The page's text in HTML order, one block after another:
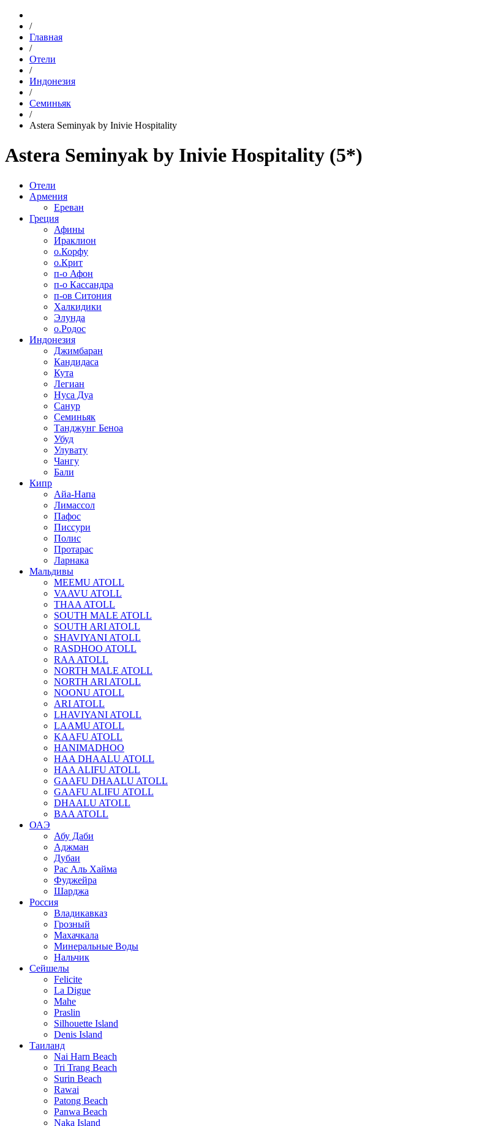
/
Главная
/
Отели
/
Индонезия
/
Семиньяк
/
Astera Seminyak by Inivie Hospitality
Astera Seminyak by Inivie Hospitality (5*)
Отели
Армения
Ереван
Греция
Афины
Ираклион
о.Корфу
о.Крит
п-о Афон
п-о Кассандра
п-ов Ситония
Халкидики
Элунда
о.Родос
Индонезия
Джимбаран
Кандидаса
Кута
Легиан
Нуса Дуа
Санур
Семиньяк
Танджунг Беноа
Убуд
Улувату
Чангу
Бали
Кипр
Айа-Напа
Лимассол
Пафос
Писсури
Полис
Протарас
Ларнака
Мальдивы
MEEMU ATOLL
VAAVU ATOLL
THAA ATOLL
SOUTH MALE ATOLL
SOUTH ARI ATOLL
SHAVIYANI ATOLL
RASDHOO ATOLL
RAA ATOLL
NORTH MALE ATOLL
NORTH ARI ATOLL
NOONU ATOLL
ARI ATOLL
LHAVIYANI ATOLL
LAAMU ATOLL
KAAFU ATOLL
HANIMADHOO
HAA DHAALU ATOLL
HAA ALIFU ATOLL
GAAFU DHAALU ATOLL
GAAFU ALIFU ATOLL
DHAALU ATOLL
BAA ATOLL
ОАЭ
Абу Даби
Аджман
Дубаи
Рас Аль Хайма
Фуджейра
Шарджа
Россия
Владикавказ
Грозный
Махачкала
Минеральные Воды
Нальчик
Сейшелы
Felicite
La Digue
Mahe
Praslin
Silhouette Island
Denis Island
Таиланд
Nai Harn Beach
Tri Trang Beach
Surin Beach
Rawai
Patong Beach
Panwa Beach
Naka Island